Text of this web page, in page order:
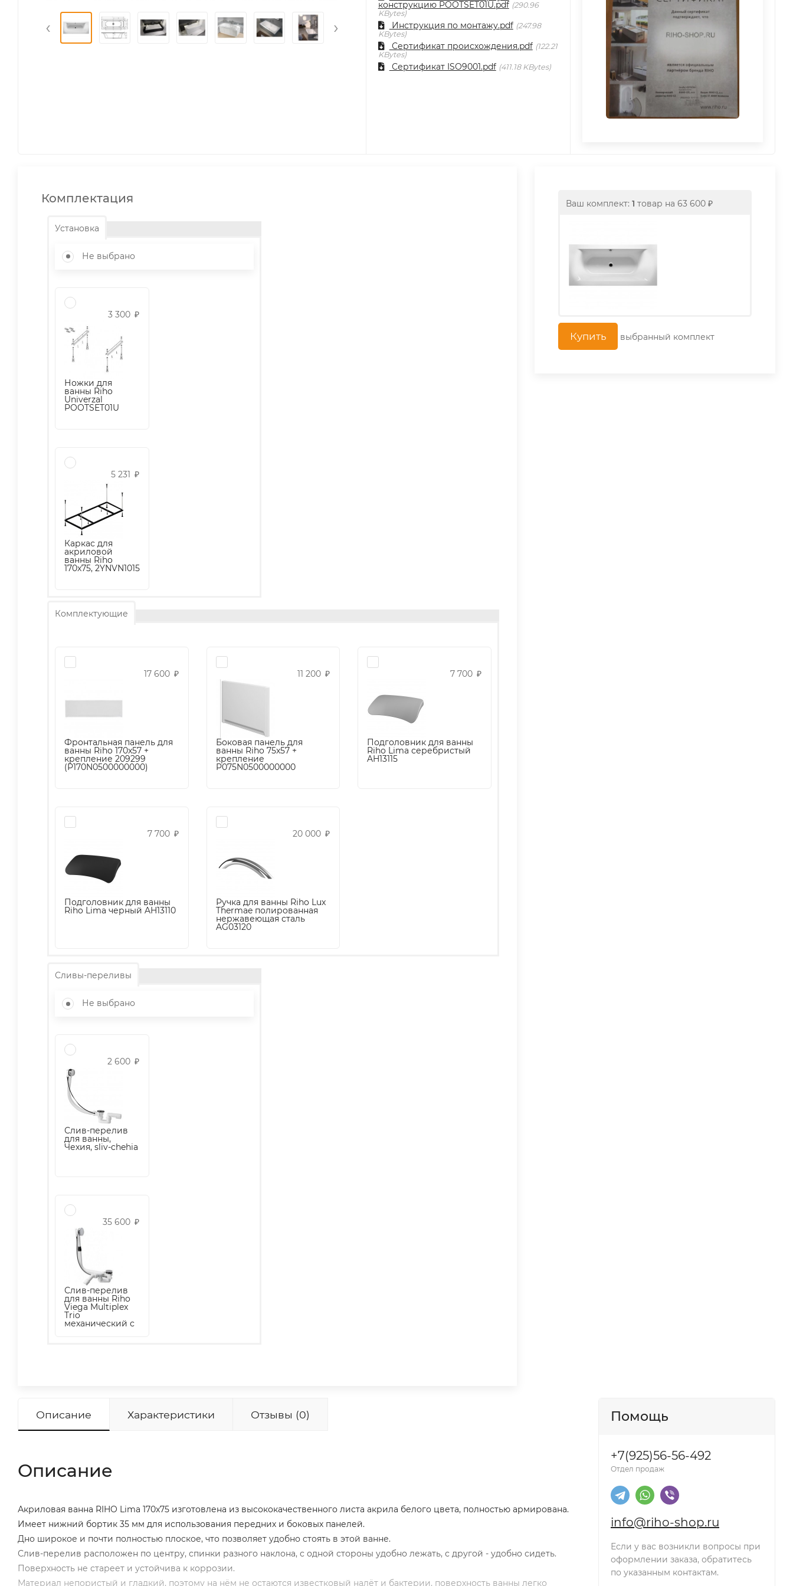
‹ ›
конструкцию POOTSET01U.pdf 290.96
KBytes
Инструкция по монтажу.pdf 247.98
KBytes
Сертификат происхождения.pdf 122.21
KBytes
Сертификат ISO9001.pdf 411.18 KBytes
Комплектация
Установка
Не выбрано
3 300 ₽
Ножки для
ванны Riho
Univerzal
POOTSET01U
5 231 ₽
Каркас для
акриловой
ванны Riho
170x75, 2YNVN1015
Комплектующие
17 600 ₽
Фронтальная панель для
ванны Riho 170x57 +
крепление 209299
(P170N0500000000)
11 200 ₽
Боковая панель для
ванны Riho 75x57 +
крепление
P075N0500000000
7 700 ₽
Подголовник для ванны
Riho Lima серебристый
AH13115
7 700 ₽
Подголовник для ванны
Riho Lima черный AH13110
20 000 ₽
Ручка для ванны Riho Lux
Thermae полированная
нержавеющая сталь
AG03120
Сливы-переливы
Не выбрано
2 600 ₽
Слив-перелив
для ванны,
Чехия, sliv-chehia
35 600 ₽
Слив-перелив
для ванны Riho
Viega Multiplex
Trio
механический с
Ваш комплект: 1 товар на 63 600 ₽
выбранный комплект
Описание Характеристики Отзывы (0)
Описание
Акриловая ванна RIHO Lima 170x75 изготовлена из высококачественного листа акрила белого цвета, полностью армирована.
Имеет нижний бортик 35 мм для использования передних и боковых панелей.
Дно широкое и почти полностью плоское, что позволяет удобно стоять в этой ванне.
Слив-перелив расположен по центру, спинки разного наклона, с одной стороны удобно лежать, с другой - удобно сидеть.
Поверхность не стареет и устойчива к коррозии.
Материал непористый и гладкий, поэтому на нём не остаются известковый налёт и бактерии, поверхность ванны легко
Помощь
+7(925)56-56-492
Отдел продаж
info@riho-shop.ru
Если у вас возникли вопросы при
оформлении заказа, обратитесь
по указанным контактам.